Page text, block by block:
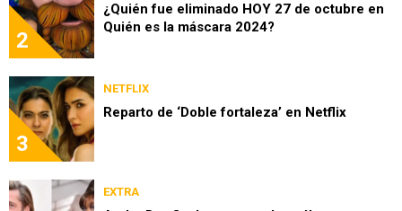
2
¿Quién fue eliminado HOY 27 de octubre en
Quién es la máscara 2024?
3
NETFLIX
Reparto de ‘Doble fortaleza’ en Netflix
EXTRA